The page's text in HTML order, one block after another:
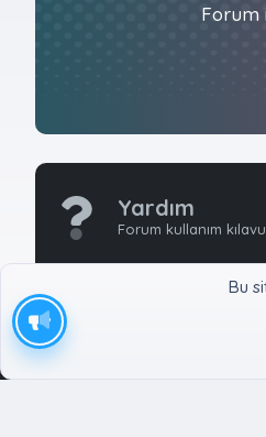
Forum
Yardım
Forum kullanım
Bu